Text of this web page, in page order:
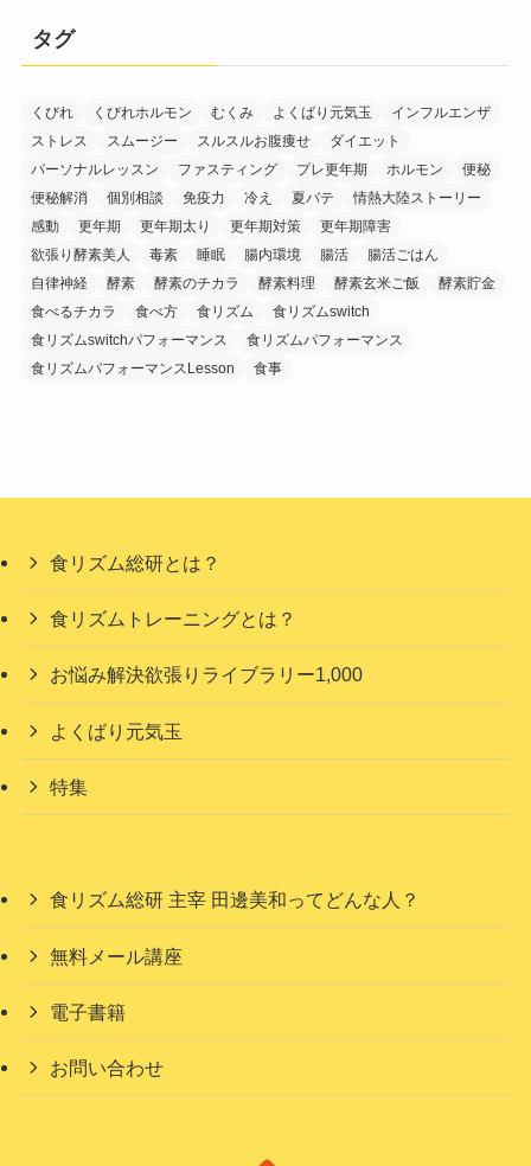
タグ
くびれ くびれホルモン むくみ よくばり元気玉
インフルエンザ
ストレス
スムージー スルスルお腹痩せ
ダイエット
パーソナルレッスン
ファスティング プレ更年期 ホルモン
便秘
便秘解消
個別相談 免疫力 冷え 夏バテ
情熱大陸ストーリー
感動
更年期 更年期太り 更年期対策
更年期障害
欲張り酵素美人
毒素 睡眠 腸内環境 腸活
腸活ごはん
自律神経
酵素 酵素のチカラ 酵素料理 酵素玄米ご飯
酵素貯金
食べるチカラ
食べ方 食リズム
食リズムswitch
食リズムswitchパフォーマンス
食リズムパフォーマンス
食リズムパフォーマンスLesson
食事
食リズム総研とは？
食リズムトレーニングとは？
お悩み解決欲張りライブラリー1,000
よくばり元気玉
特集
食リズム総研 主宰 田邊美和ってどんな人？
無料メール講座
電子書籍
お問い合わせ